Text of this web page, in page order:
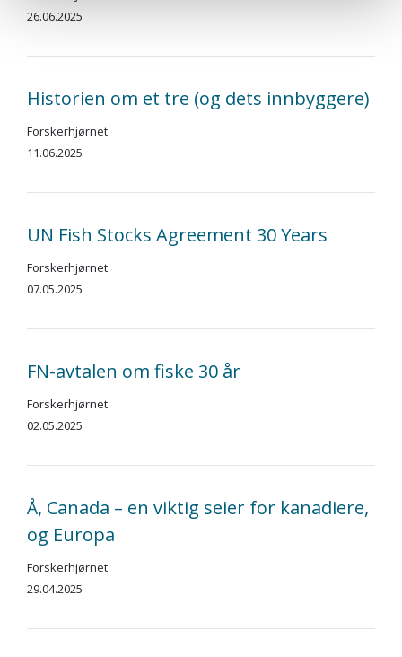
26.06.2025
Historien om et tre (og dets innbyggere)
Forskerhjørnet
11.06.2025
UN Fish Stocks Agreement 30 Years
Forskerhjørnet
07.05.2025
FN-avtalen om fiske 30 år
Forskerhjørnet
02.05.2025
Å, Canada – en viktig seier for kanadiere,
og Europa
Forskerhjørnet
29.04.2025